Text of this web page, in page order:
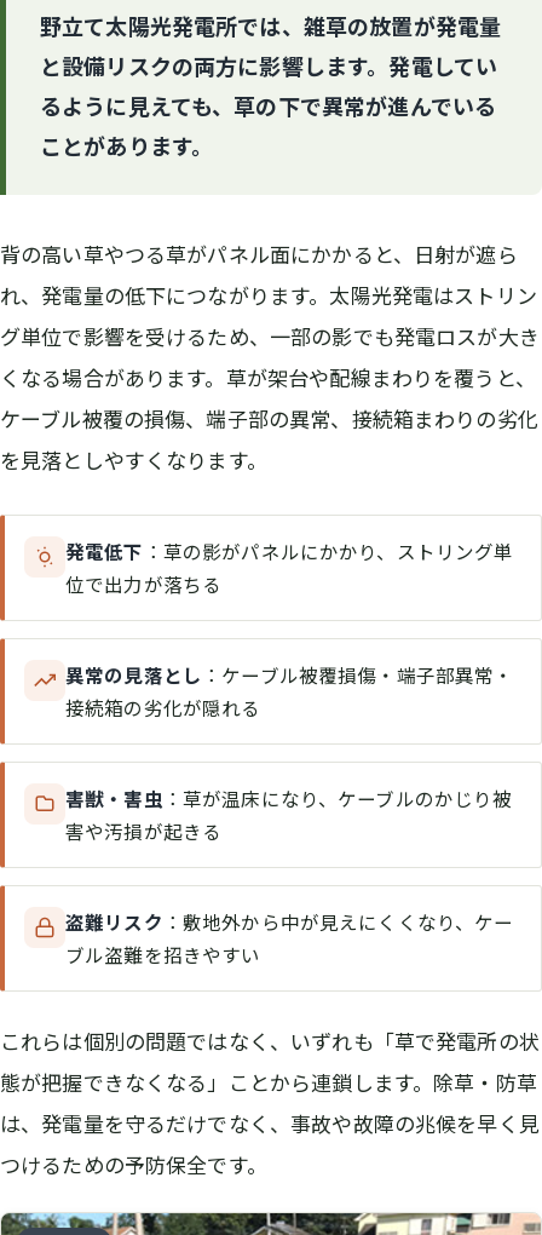
野立て太陽光発電所では、雑草の放置が発電量
と設備リスクの両方に影響します。発電してい
るように見えても、草の下で異常が進んでいる
ことがあります。
背の高い草やつる草がパネル面にかかると、日射が遮ら
れ、発電量の低下につながります。太陽光発電はストリン
グ単位で影響を受けるため、一部の影でも発電ロスが大き
くなる場合があります。草が架台や配線まわりを覆うと、
ケーブル被覆の損傷、端子部の異常、接続箱まわりの劣化
を見落としやすくなります。
発電低下 ：草の影がパネルにかかり、ストリング単
位で出力が落ちる
異常の見落とし ：ケーブル被覆損傷・端子部異常・
接続箱の劣化が隠れる
害獣・害虫 ：草が温床になり、ケーブルのかじり被
害や汚損が起きる
盗難リスク ：敷地外から中が見えにくくなり、ケー
ブル盗難を招きやすい
これらは個別の問題ではなく、いずれも「草で発電所の状
態が把握できなくなる」ことから連鎖します。除草・防草
は、発電量を守るだけでなく、事故や故障の兆候を早く見
つけるための予防保全です。